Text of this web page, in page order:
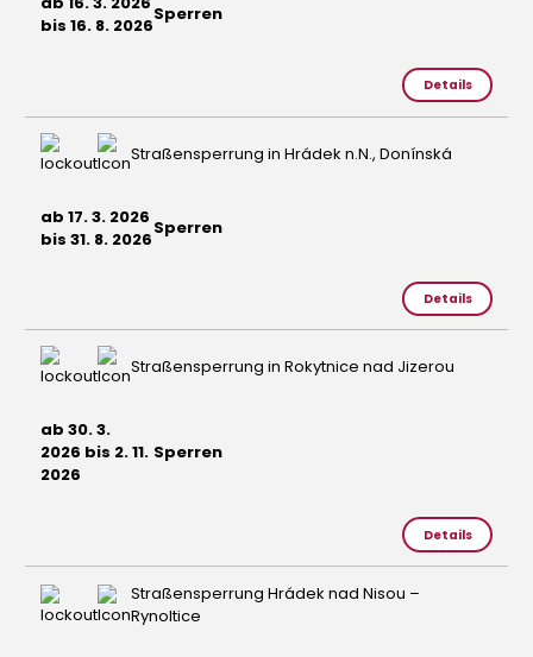
bis 16. 8. 2026Sperren
Details
Straßensperrung in Hrádek n.N., Donínská
ab 17. 3. 2026
bis 31. 8. 2026Sperren
Details
Straßensperrung in Rokytnice nad Jizerou
ab 30. 3.
2026 bis 2. 11.
2026
Sperren
Details
Straßensperrung Hrádek nad Nisou –
Rynoltice